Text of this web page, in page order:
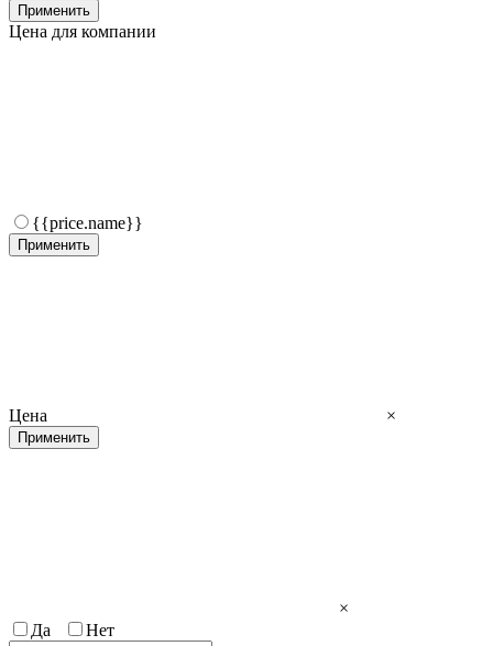
Применить
Цена для компании
{{price.name}}
Применить
Цена ×
Применить
×
Да
Нет